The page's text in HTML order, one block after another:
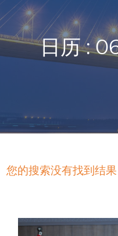
日历 :
您的搜索没有找到结果